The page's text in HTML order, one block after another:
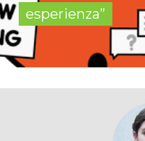
esperienza”